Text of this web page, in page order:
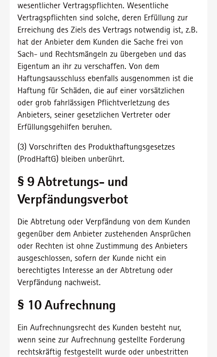
wesentlicher Vertragspflichten. Wesentliche
Vertragspflichten sind solche, deren Erfüllung zur
Erreichung des Ziels des Vertrags notwendig ist, z.B.
hat der Anbieter dem Kunden die Sache frei von
Sach- und Rechtsmängeln zu übergeben und das
Eigentum an ihr zu verschaffen. Von dem
Haftungsausschluss ebenfalls ausgenommen ist die
Haftung für Schäden, die auf einer vorsätzlichen
oder grob fahrlässigen Pflichtverletzung des
Anbieters, seiner gesetzlichen Vertreter oder
Erfüllungsgehilfen beruhen.
(3) Vorschriften des Produkthaftungsgesetzes
(ProdHaftG) bleiben unberührt.
§ 9 Abtretungs- und
Verpfändungsverbot
Die Abtretung oder Verpfändung von dem Kunden
gegenüber dem Anbieter zustehenden Ansprüchen
oder Rechten ist ohne Zustimmung des Anbieters
ausgeschlossen, sofern der Kunde nicht ein
berechtigtes Interesse an der Abtretung oder
Verpfändung nachweist.
§ 10 Aufrechnung
Ein Aufrechnungsrecht des Kunden besteht nur,
wenn seine zur Aufrechnung gestellte Forderung
rechtskräftig festgestellt wurde oder unbestritten